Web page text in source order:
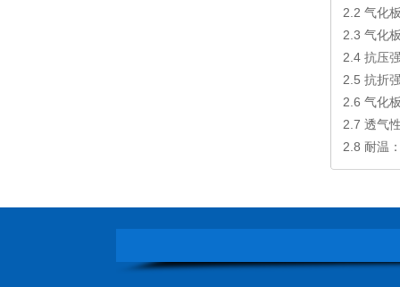
2.2 气化
2.3 气化
2.4 抗压
2.5 抗折
2.6 气化
2.7 透气
2.8 耐温